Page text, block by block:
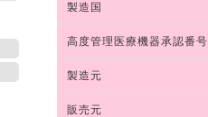
製造国
高度管理医療機器承認番号
製造元
販売元